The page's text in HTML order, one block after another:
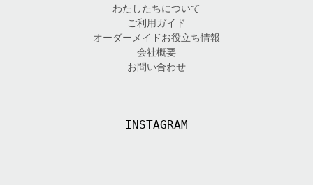
わたしたちについて
ご利用ガイド
オーダーメイドお役立ち情報
会社概要
お問い合わせ
INSTAGRAM